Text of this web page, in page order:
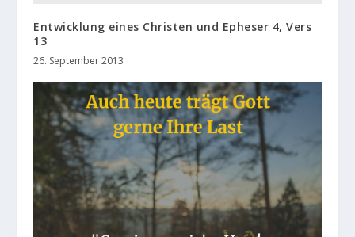
Entwicklung eines Christen und Epheser 4, Vers
13
26. September 2013